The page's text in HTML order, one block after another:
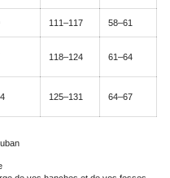
111–117 58–61
118–124 61–64
125–131 64–67